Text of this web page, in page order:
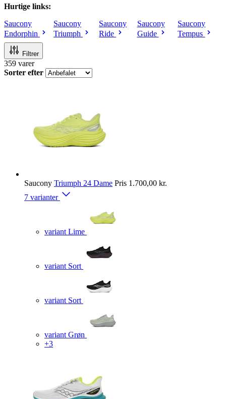
Hurtige links:
Saucony
Endorphin
Saucony
Triumph
Saucony
Ride
Saucony
Guide
Saucony
Tempus
Filtrer
359 varer
Sorter efter
Saucony Triumph 24 Dame Pris 1.700,00 kr.
7 varianter
variant Lime
variant Sort
variant Sort
variant Grøn
+3